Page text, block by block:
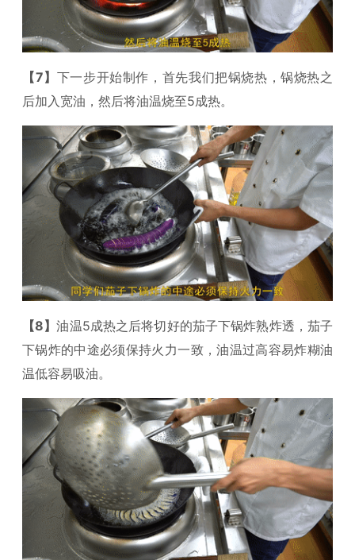
【7】 下一步开始制作，首先我们把锅烧热，锅烧热之
后加入宽油，然后将油温烧至5成热。
【8】油温5成热之后将切好的茄子下锅炸熟炸透，茄子
下锅炸的中途必须保持火力一致，油温过高容易炸糊油
温低容易吸油。